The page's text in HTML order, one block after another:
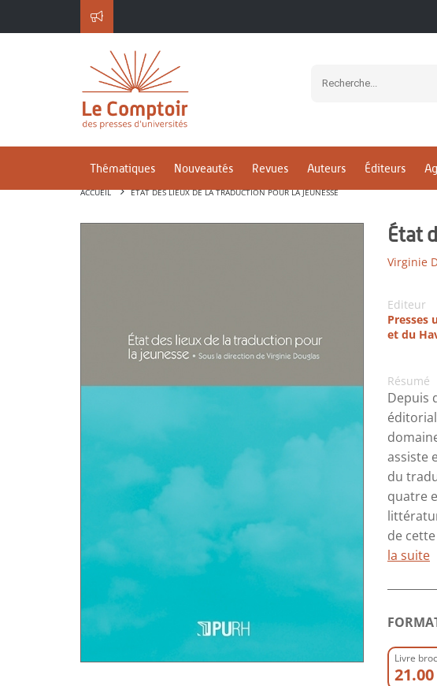
Thématiques Nouveautés Revues Auteurs Éditeurs
ACCUEIL ÉTAT DES LIEUX DE LA TRADUCTION POUR LA JEUNESSE
État
Virginie
Editeur
Presses
et du
Résumé
Depuis
assiste
du
quatre
de
la suite
Livre